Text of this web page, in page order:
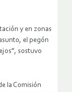
y en zonas
el pegón
sostuvo
la Comisión